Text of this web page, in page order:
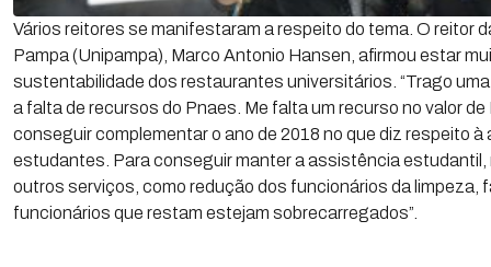
Vários reitores se manifestaram a respeito do tema. O reitor
Pampa (Unipampa), Marco Antonio Hansen, afirmou estar
sustentabilidade dos restaurantes universitários. “Trago
a falta de recursos do Pnaes. Me falta um recurso no valor de
conseguir complementar o ano de 2018 no que diz respeito
estudantes. Para conseguir manter a assistência estudantil,
outros serviços, como redução dos funcionários da limpeza,
funcionários que restam estejam sobrecarregados”.